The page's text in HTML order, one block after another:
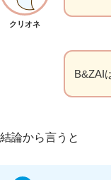
クリオネ
B&ZAI
結論から言うと